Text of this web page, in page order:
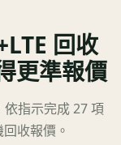
回收
更準報價
依指示完成 27 項
收報價。